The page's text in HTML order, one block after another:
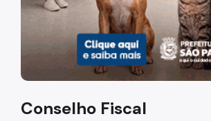
Legislação Previdênciária
Gestão de Beneficios
Aposentadoria
Hospital do Servidor
Conselho Fiscal